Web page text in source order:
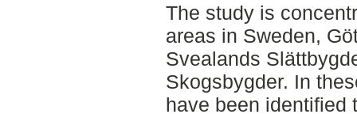
The study is
areas in Sweden,
Svealands
Skogsbygder. In
have been identified